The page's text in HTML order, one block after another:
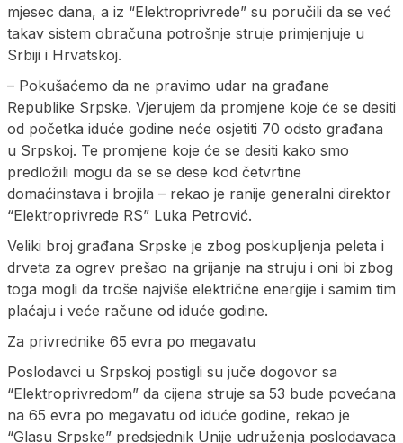
mjesec dana, a iz “Elektroprivrede” su poručili da se već
takav sistem obračuna potrošnje struje primjenjuje u
Srbiji i Hrvatskoj.
– Pokušaćemo da ne pravimo udar na građane
Republike Srpske. Vjerujem da promjene koje će se desiti
od početka iduće godine neće osjetiti 70 odsto građana
u Srpskoj. Te promjene koje će se desiti kako smo
predložili mogu da se se dese kod četvrtine
domaćinstava i brojila – rekao je ranije generalni direktor
“Elektroprivrede RS” Luka Petrović.
Veliki broj građana Srpske je zbog poskupljenja peleta i
drveta za ogrev prešao na grijanje na struju i oni bi zbog
toga mogli da troše najviše električne energije i samim tim
plaćaju i veće račune od iduće godine.
Za privrednike 65 evra po megavatu
Poslodavci u Srpskoj postigli su juče dogovor sa
“Elektroprivredom” da cijena struje sa 53 bude povećana
na 65 evra po megavatu od iduće godine, rekao je
“Glasu Srpske” predsjednik Unije udruženja poslodavaca